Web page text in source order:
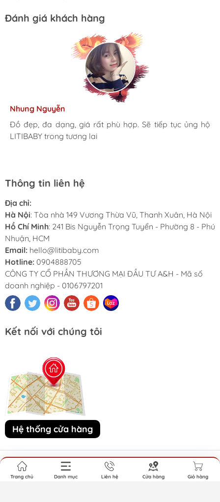
Đánh giá khách hàng
Tâm Vũ
Mình rất ưng khi đến LITIBABY. Ở đây có rất nhiều mặt
hàng phong phú, tha hồ lựa chọn. Nhân viên chuyên
Nhung Nguyễn
Đồ đẹp, đa dạng, giá rất phù hợp. Sẽ tiếp tục ủng hộ
LITIBABY trong tương lai
Ngọc Anh
Lần đầu mua hàng và trở thành khách hàng thân thiết
luôn. Tuyệt vời LITIBABY ơi
Nhà mình đã mua cho 3 con từ khi các bé mới 1 tuổi đến
giờ là 5 năm rồi, Sản phẩm tốt, giá hợp lý
Thu Thủy
LiTibaby đồ đẹp và nhiều mẫu mã, đặc biệt có nhiều
size đại, bé nhà mình hơn 50kg mua ở ngoài rất khó
Thông tin liên hệ
Địa chỉ:
Hà Nội: Tòa nhà 149 Vương Thừa Vũ, Thanh Xuân, Hà Nội
Hồ Chí Minh: 241 Bis Nguyễn Trọng Tuyển - Phường 8 - Phú
Nhuận, HCM
Email: hello@litibaby.com
Hotline: 0904888705
CÔNG TY CỔ PHẦN THƯƠNG MẠI ĐẦU TƯ A&H - Mã số
doanh nghiệp - 0106797201
Kết nối với chúng tôi
Hệ thống cửa hàng
© 2015 LITIBABY
Trang chủ Danh mục Liên hệ Cửa hàng Giỏ hàng